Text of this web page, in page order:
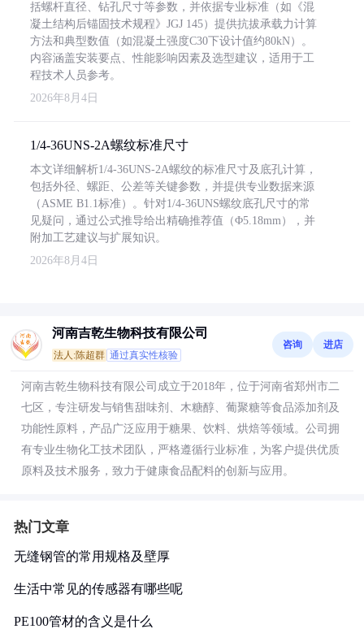
括螺杆直径、钻孔尺寸等参数，并依据专业标准（如《混
凝土结构后锚固技术规程》JGJ 145）提供抗拔承载力计算
方法和典型数值（如混凝土强度C30下设计值约80kN）。
内容涵盖安装要点、性能影响因素及选型建议，适用于工
程技术人员参考。
2026年8月4日
1/4-36UNS-2A螺纹标准尺寸
本文详细解析1/4-36UNS-2A螺纹的标准尺寸及底孔计算，
包括外径、螺距、公差等关键参数，并提供专业数据来源
（ASME B1.1标准）。针对1/4-36UNS螺纹底孔尺寸的常
见疑问，通过公式推导给出精确推荐值（Φ5.18mm），并
附加工艺建议与扩展知识。
2026年8月4日
河南吉乾生物科技有限公司
法人:陈超群 通过真实性核验
咨询 进店
河南吉乾生物科技有限公司成立于2018年，位于河南省郑州市二
七区，专注研发与销售甜味剂、木糖醇、葡聚糖等食品添加剂及
功能性原料，产品广泛应用于糖果、饮料、烘焙等领域。公司拥
有专业生物化工技术团队，严格遵循行业标准，为客户提供优质
原料及技术服务，致力于健康食品配料的创新与应用。
热门文章
无缝钢管的常用规格及壁厚
生活中常见的传感器有哪些呢
PE100管材的含义是什么